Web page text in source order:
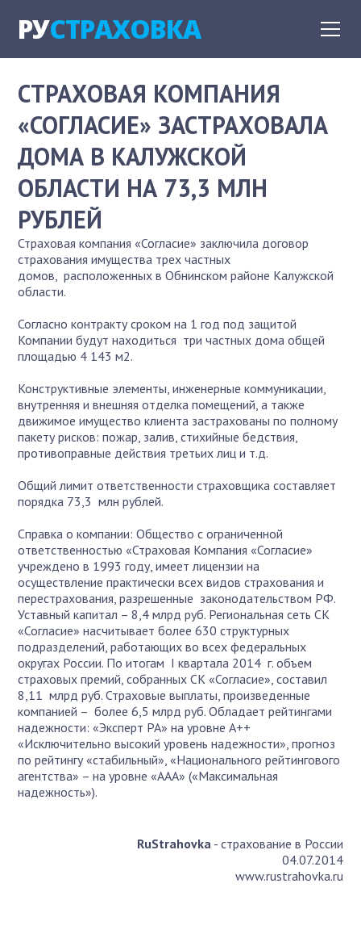
РУСТРАХОВКА
СТРАХОВАЯ КОМПАНИЯ
«СОГЛАСИЕ» ЗАСТРАХОВАЛА
ДОМА В КАЛУЖСКОЙ
ОБЛАСТИ НА 73,3 МЛН
РУБЛЕЙ
Страховая компания «Согласие» заключила договор
страхования имущества трех частных
домов, расположенных в Обнинском районе Калужской
области.
Согласно контракту сроком на 1 год под защитой
Компании будут находиться три частных дома общей
площадью 4 143 м2.
Конструктивные элементы, инженерные коммуникации,
внутренняя и внешняя отделка помещений, а также
движимое имущество клиента застрахованы по полному
пакету рисков: пожар, залив, стихийные бедствия,
противоправные действия третьих лиц и т.д.
Общий лимит ответственности страховщика составляет
порядка 73,3 млн рублей.
Справка о компании: Общество с ограниченной
ответственностью «Страховая Компания «Согласие»
учреждено в 1993 году, имеет лицензии на
осуществление практически всех видов страхования и
перестрахования, разрешенные законодательством РФ.
Уставный капитал – 8,4 млрд руб. Региональная сеть СК
«Согласие» насчитывает более 630 структурных
подразделений, работающих во всех федеральных
округах России. По итогам I квартала 2014 г. объем
страховых премий, собранных СК «Согласие», составил
8,11 млрд руб. Страховые выплаты, произведенные
компанией – более 6,5 млрд руб. Обладает рейтингами
надежности: «Эксперт РА» на уровне А++
«Исключительно высокий уровень надежности», прогноз
по рейтингу «стабильный», «Национального рейтингового
агентства» – на уровне «ААА» («Максимальная
надежность»).
RuStrahovka- страхование в России
04.07.2014
www.rustrahovka.ru